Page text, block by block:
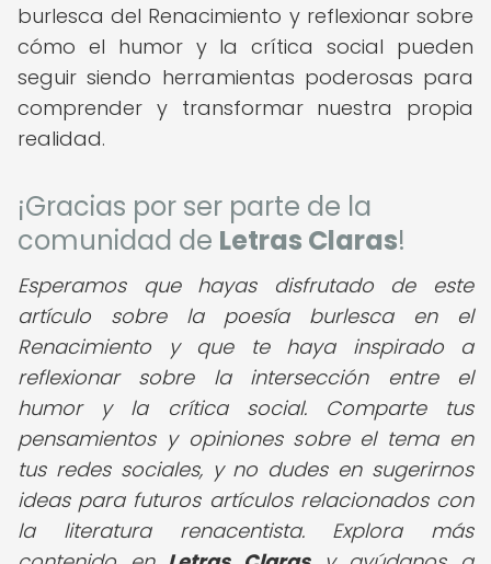
burlesca del Renacimiento y reflexionar sobre
cómo el humor y la crítica social pueden
seguir siendo herramientas poderosas para
comprender y transformar nuestra propia
realidad.
¡Gracias por ser parte de la
comunidad de Letras Claras!
Esperamos que hayas disfrutado de este
artículo sobre la poesía burlesca en el
Renacimiento y que te haya inspirado a
reflexionar sobre la intersección entre el
humor y la crítica social. Comparte tus
pensamientos y opiniones sobre el tema en
tus redes sociales, y no dudes en sugerirnos
ideas para futuros artículos relacionados con
la literatura renacentista. Explora más